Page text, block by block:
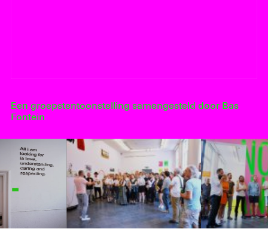
Een groepstentoonstelling samengesteld door Bas
Fontein